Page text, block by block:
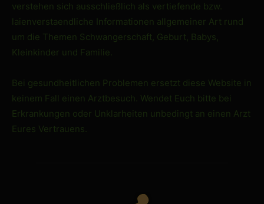
verstehen sich ausschließlich als vertiefende bzw.
laienverstaendliche Informationen allgemeiner Art rund
um die Themen Schwangerschaft, Geburt, Babys,
Kleinkinder und Familie.
Bei gesundheitlichen Problemen ersetzt diese Website in
keinem Fall einen Arztbesuch. Wendet Euch bitte bei
Erkrankungen oder Unklarheiten unbedingt an einen Arzt
Eures Vertrauens.